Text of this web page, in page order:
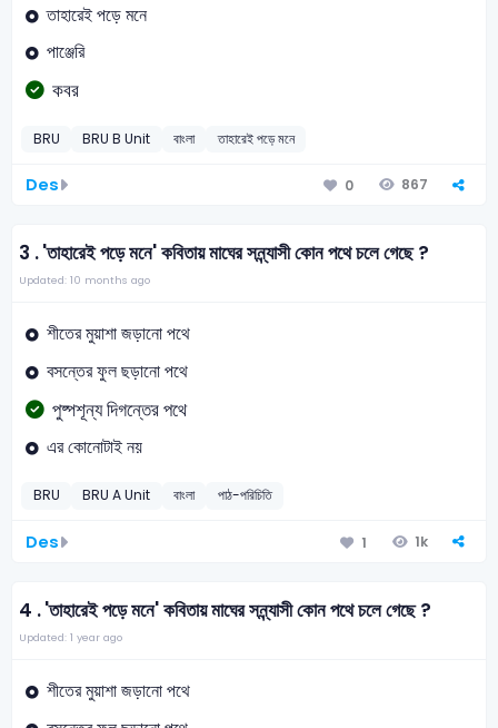
তাহারেই পড়ে মনে
পাঞ্জেরি
কবর
BRU BRU B Unit বাংলা তাহারেই পড়ে মনে
Des 0 867
3 .'তাহারেই পড়ে মনে' কবিতায় মাঘের সন্ন্যাসী কোন পথে চলে গেছে ?
Updated: 10 months ago
শীতের মুয়াশা জড়ানো পথে
বসন্তের ফুল ছড়ানো পথে
পুষ্পশূন্য দিগন্তের পথে
এর কোনোটাই নয়
BRU BRU A Unit বাংলা পাঠ-পরিচিতি
Des 1 1k
4 .'তাহারেই পড়ে মনে' কবিতায় মাঘের সন্ন্যাসী কোন পথে চলে গেছে ?
Updated: 1 year ago
শীতের মুয়াশা জড়ানো পথে